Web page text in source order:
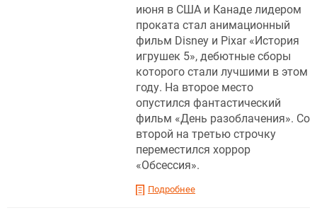
июня в США и Канаде лидером
проката стал анимационный
фильм Disney и Pixar «История
игрушек 5», дебютные сборы
которого стали лучшими в этом
году. На второе место
опустился фантастический
фильм «День разоблачения». Со
второй на третью строчку
переместился хоррор
«Обсессия».
Подробнее